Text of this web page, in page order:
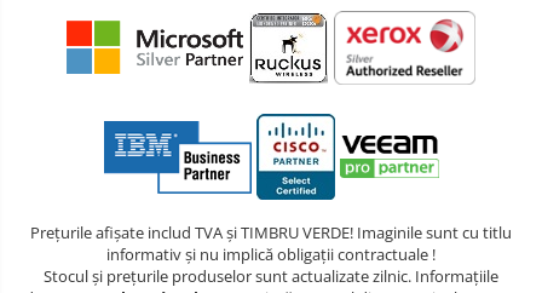
Prețurile afișate includ TVA și TIMBRU VERDE! Imaginile sunt cu titlu
informativ și nu implică obligații contractuale !
Stocul și prețurile produselor sunt actualizate zilnic. Informațiile